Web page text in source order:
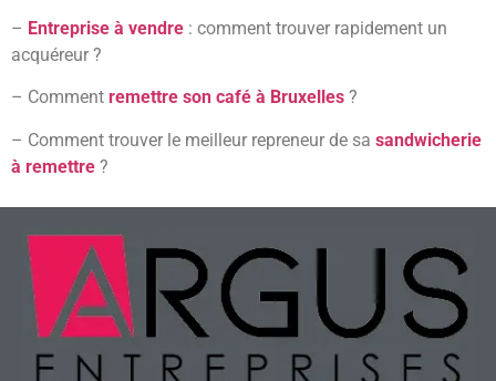
– Entreprise à vendre : comment trouver rapidement un
acquéreur ?
– Comment remettre son café à Bruxelles ?
– Comment trouver le meilleur repreneur de sa sandwicherie
à remettre ?